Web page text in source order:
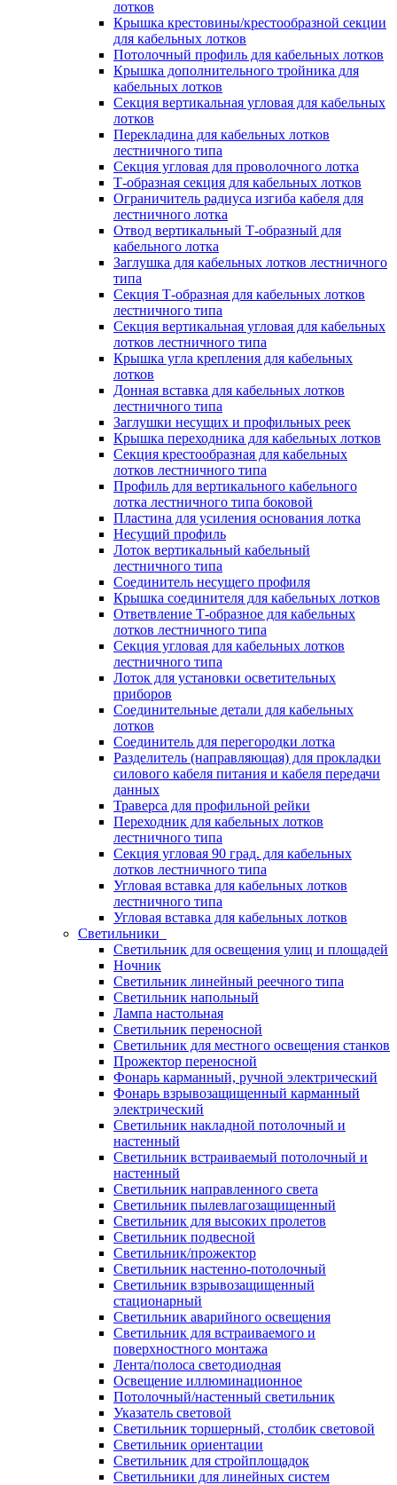
лотков
Крышка крестовины/крестообразной секции
для кабельных лотков
Потолочный профиль для кабельных лотков
Крышка дополнительного тройника для
кабельных лотков
Секция вертикальная угловая для кабельных
лотков
Перекладина для кабельных лотков
лестничного типа
Секция угловая для проволочного лотка
Т-образная секция для кабельных лотков
Ограничитель радиуса изгиба кабеля для
лестничного лотка
Отвод вертикальный Т-образный для
кабельного лотка
Заглушка для кабельных лотков лестничного
типа
Секция Т-образная для кабельных лотков
лестничного типа
Секция вертикальная угловая для кабельных
лотков лестничного типа
Крышка угла крепления для кабельных
лотков
Донная вставка для кабельных лотков
лестничного типа
Заглушки несущих и профильных реек
Крышка переходника для кабельных лотков
Секция крестообразная для кабельных
лотков лестничного типа
Профиль для вертикального кабельного
лотка лестничного типа боковой
Пластина для усиления основания лотка
Несущий профиль
Лоток вертикальный кабельный
лестничного типа
Соединитель несущего профиля
Крышка соединителя для кабельных лотков
Ответвление Т-образное для кабельных
лотков лестничного типа
Секция угловая для кабельных лотков
лестничного типа
Лоток для установки осветительных
приборов
Соединительные детали для кабельных
лотков
Соединитель для перегородки лотка
Разделитель (направляющая) для прокладки
силового кабеля питания и кабеля передачи
данных
Траверса для профильной рейки
Переходник для кабельных лотков
лестничного типа
Секция угловая 90 град. для кабельных
лотков лестничного типа
Угловая вставка для кабельных лотков
лестничного типа
Угловая вставка для кабельных лотков
Светильники
Светильник для освещения улиц и площадей
Ночник
Светильник линейный реечного типа
Светильник напольный
Лампа настольная
Светильник переносной
Светильник для местного освещения станков
Прожектор переносной
Фонарь карманный, ручной электрический
Фонарь взрывозащищенный карманный
электрический
Светильник накладной потолочный и
настенный
Светильник встраиваемый потолочный и
настенный
Светильник направленного света
Светильник пылевлагозащищенный
Светильник для высоких пролетов
Светильник подвесной
Светильник/прожектор
Светильник настенно-потолочный
Светильник взрывозащищенный
стационарный
Светильник аварийного освещения
Светильник для встраиваемого и
поверхностного монтажа
Лента/полоса светодиодная
Освещение иллюминационное
Потолочный/настенный светильник
Указатель световой
Светильник торшерный, столбик световой
Светильник ориентации
Светильник для стройплощадок
Светильники для линейных систем